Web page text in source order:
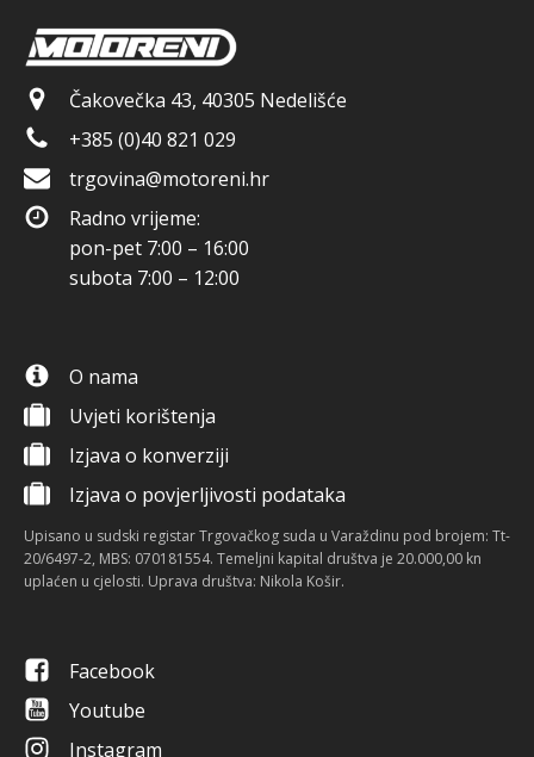
Čakovečka 43, 40305 Nedelišće
+385 (0)40 821 029
trgovina@motoreni.hr
Radno vrijeme:
pon-pet 7:00 – 16:00
subota 7:00 – 12:00
O nama
Uvjeti korištenja
Izjava o konverziji
Izjava o povjerljivosti podataka
Upisano u sudski registar Trgovačkog suda u Varaždinu pod brojem: Tt-
20/6497-2, MBS: 070181554. Temeljni kapital društva je 20.000,00 kn
uplaćen u cjelosti. Uprava društva: Nikola Košir.
Facebook
Youtube
Instagram